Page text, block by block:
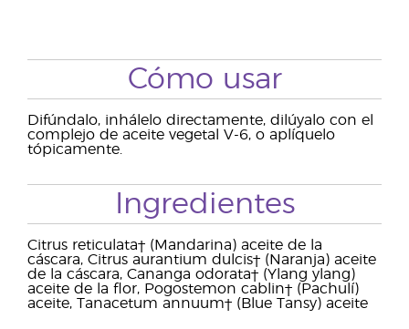
Cómo usar
Difúndalo, inhálelo directamente, dilúyalo con el
complejo de aceite vegetal V-6, o aplíquelo
tópicamente.
Ingredientes
Citrus reticulata† (Mandarina) aceite de la
cáscara, Citrus aurantium dulcis† (Naranja) aceite
de la cáscara, Cananga odorata† (Ylang ylang)
aceite de la flor, Pogostemon cablin† (Pachulí)
aceite, Tanacetum annuum† (Blue Tansy) aceite